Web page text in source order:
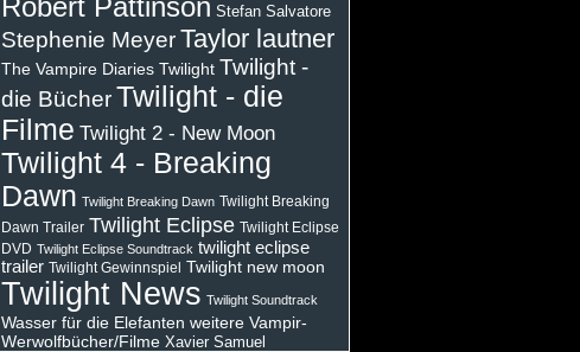
Robert Pattinson Stefan Salvatore
Stephenie Meyer Taylor lautner
The Vampire Diaries Twilight Twilight -
die Bücher Twilight - die
Filme Twilight 2 - New Moon
Twilight 4 - Breaking
Dawn Twilight Breaking Dawn Twilight Breaking
Dawn Trailer Twilight Eclipse Twilight Eclipse
DVD Twilight Eclipse Soundtrack twilight eclipse
trailer Twilight Gewinnspiel Twilight new moon
Twilight News Twilight Soundtrack
Wasser für die Elefanten weitere Vampir-
Werwolfbücher/Filme Xavier Samuel